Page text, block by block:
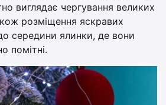
виглядає чергування великих
розміщення яскравих
середини ялинки, де вони
помітні.